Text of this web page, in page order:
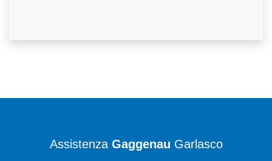
Assistenza Gaggenau Garlasco